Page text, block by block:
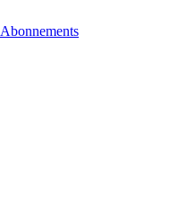
Abonnements